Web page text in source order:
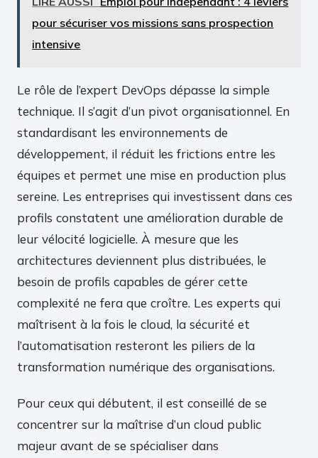
pour sécuriser vos missions sans prospection
intensive
Le rôle de l’expert DevOps dépasse la simple
technique. Il s’agit d’un pivot organisationnel. En
standardisant les environnements de
développement, il réduit les frictions entre les
équipes et permet une mise en production plus
sereine. Les entreprises qui investissent dans ces
profils constatent une amélioration durable de
leur vélocité logicielle. À mesure que les
architectures deviennent plus distribuées, le
besoin de profils capables de gérer cette
complexité ne fera que croître. Les experts qui
maîtrisent à la fois le cloud, la sécurité et
l’automatisation resteront les piliers de la
transformation numérique des organisations.
Pour ceux qui débutent, il est conseillé de se
concentrer sur la maîtrise d’un cloud public
majeur avant de se spécialiser dans